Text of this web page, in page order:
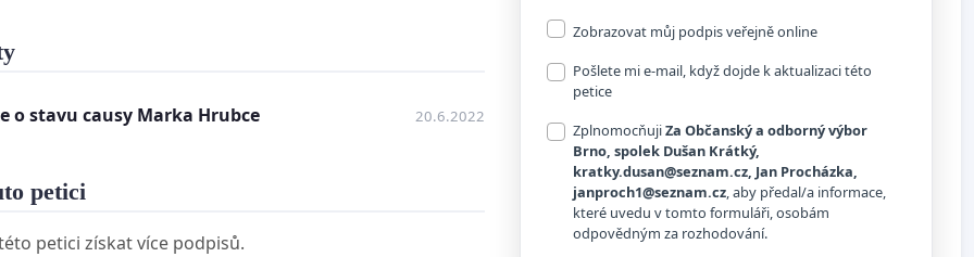
o stavu causy Marka Hrubce 20.6.2022
petici
petici získat více podpisů.
Zobrazovat můj podpis veřejně online
Pošlete mi e-mail, když dojde k aktualizaci této
petice
ZplnomocňujiZa Občanský a odborný výbor
Brno, spolek Dušan Krátký,
kratky.dusan@seznam.cz, Jan Procházka,
janproch1@seznam.cz, aby předal/a informace,
které uvedu v tomto formuláři, osobám
odpovědným za rozhodování.